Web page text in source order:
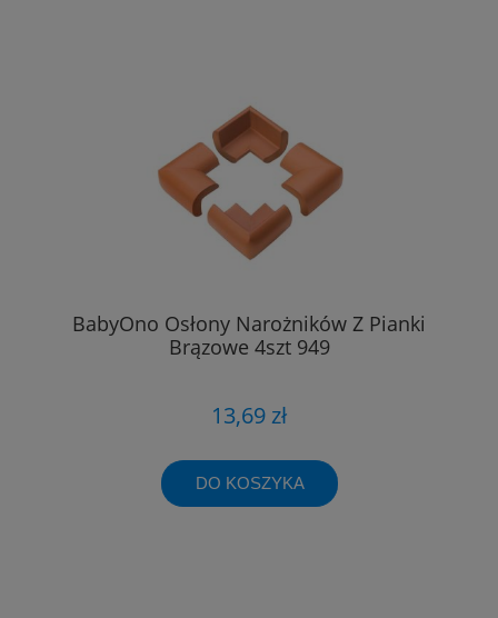
BabyOno Osłony Narożników Z Pianki
Brązowe 4szt 949
13,69 zł
DO KOSZYKA